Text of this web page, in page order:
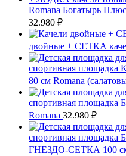
Romana Богатырь
32.980 ₽
двойные + СЕТКА
спортивная площадка
80 см Romana
спортивная площадка
Romana 32.980 ₽
спортивная площадка
ГНЕЗДО-СЕТКА 100